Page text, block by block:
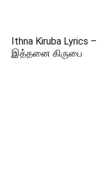
Ithna Kiruba Lyrics –
இத்தனை கிருபை